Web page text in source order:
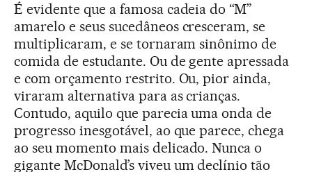
É evidente que a famosa cadeia do “M”
amarelo e seus sucedâneos cresceram, se
multiplicaram, e se tornaram sinônimo de
comida de estudante. Ou de gente apressada
e com orçamento restrito. Ou, pior ainda,
viraram alternativa para as crianças.
Contudo, aquilo que parecia uma onda de
progresso inesgotável, ao que parece, chega
ao seu momento mais delicado. Nunca o
gigante McDonald’s viveu um declínio tão